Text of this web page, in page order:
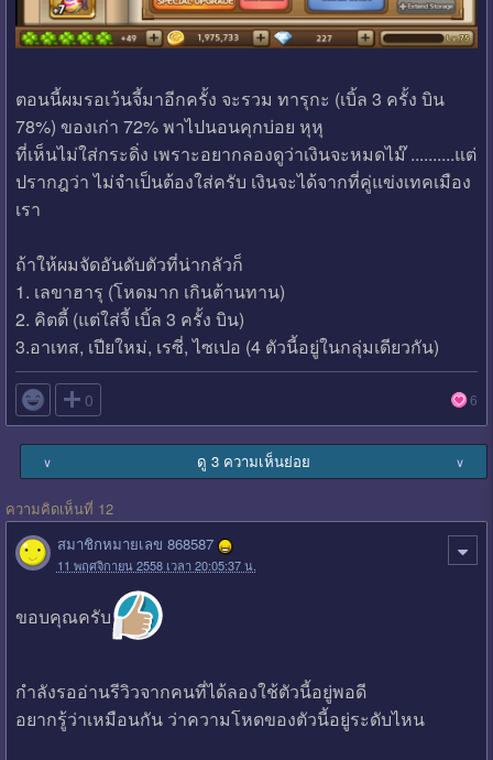
ตอนนี้ผมรอเว้นจี้มาอีกครั้ง จะรวม ทารุกะ (เบิ้ล 3 ครั้ง บิน
78%) ของเก่า 72% พาไปนอนคุกบ่อย หุหุ
ที่เห็นไม่ใส่กระดิ่ง เพราะอยากลองดูว่าเงินจะหมดไม๊ ..........แต่
ปรากฎว่า ไม่จำเป็นต้องใส่ครับ เงินจะได้จากที่คู่แข่งเทคเมือง
เรา
ถ้าให้ผมจัดอันดับตัวที่น่ากลัวก็
1. เลขาฮารุ (โหดมาก เกินต้านทาน)
2. คิตตี้ (แต่ใส่จี้ เบิ้ล 3 ครั้ง บิน)
3.อาเทส, เปียใหม่, เรซี่, ไซเปอ (4 ตัวนี้อยู่ในกลุ่มเดียวกัน)
 0 6
∨ ดู 3 ความเห็นย่อย ∨
ความคิดเห็นที่ 12
สมาชิกหมายเลข 868587
11 พฤศจิกายน 2558 เวลา 20:05:37 น.
ขอบคุณครับ
กำลังรออ่านรีวิวจากคนที่ได้ลองใช้ตัวนี้อยู่พอดี
อยากรู้ว่าเหมือนกัน ว่าความโหดของตัวนี้อยู่ระดับไหน